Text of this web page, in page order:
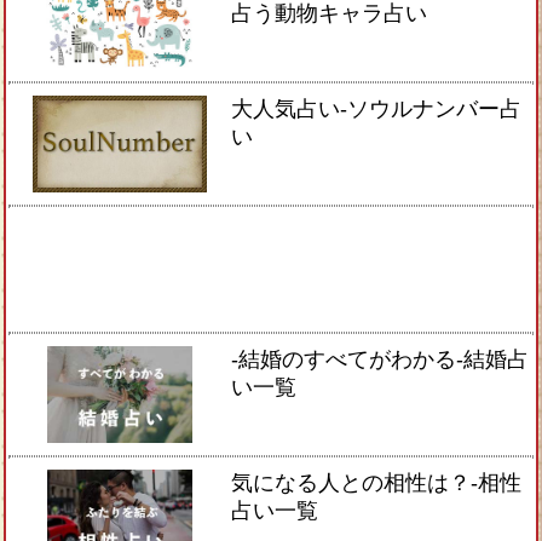
占う動物キャラ占い
大人気占い-ソウルナンバー占
い
-結婚のすべてがわかる-結婚占
い一覧
気になる人との相性は？-相性
占い一覧